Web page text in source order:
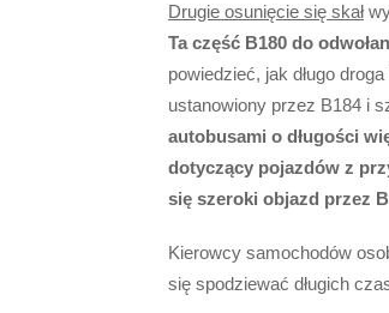
Drugie osunięcie się skał
Ta część B180 do
powiedzieć, jak długo
ustanowiony przez B184 i
autobusami o długości
dotyczący pojazdów z
się szeroki objazd przez
Kierowcy samochodów
się spodziewać długich